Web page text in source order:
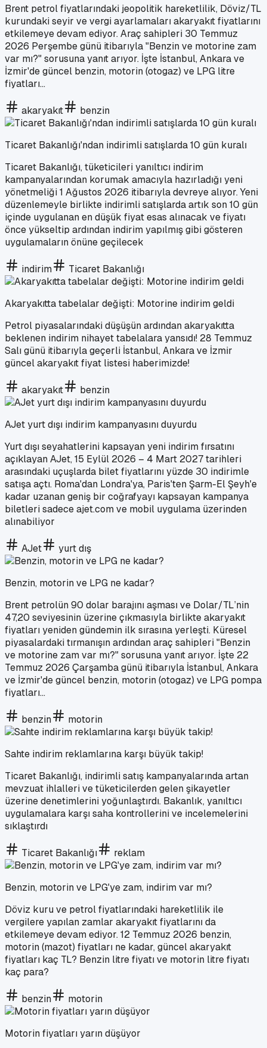
Brent petrol fiyatlarındaki jeopolitik hareketlilik, Döviz/TL
kurundaki seyir ve vergi ayarlamaları akaryakıt fiyatlarını
etkilemeye devam ediyor. Araç sahipleri 30 Temmuz
2026 Perşembe günü itibarıyla "Benzin ve motorine zam
var mı?" sorusuna yanıt arıyor. İşte İstanbul, Ankara ve
İzmir'de güncel benzin, motorin (otogaz) ve LPG litre
fiyatları...
akaryakıt benzin
Ticaret Bakanlığı'ndan indirimli satışlarda 10 gün kuralı
Ticaret Bakanlığı, tüketicileri yanıltıcı indirim
kampanyalarından korumak amacıyla hazırladığı yeni
yönetmeliği 1 Ağustos 2026 itibarıyla devreye alıyor. Yeni
düzenlemeyle birlikte indirimli satışlarda artık son 10 gün
içinde uygulanan en düşük fiyat esas alınacak ve fiyatı
önce yükseltip ardından indirim yapılmış gibi gösteren
uygulamaların önüne geçilecek
indirim Ticaret Bakanlığı
Akaryakıtta tabelalar değişti: Motorine indirim geldi
Petrol piyasalarındaki düşüşün ardından akaryakıtta
beklenen indirim nihayet tabelalara yansıdı! 28 Temmuz
Salı günü itibarıyla geçerli İstanbul, Ankara ve İzmir
güncel akaryakıt fiyat listesi haberimizde!
akaryakıt benzin
AJet yurt dışı indirim kampanyasını duyurdu
Yurt dışı seyahatlerini kapsayan yeni indirim fırsatını
açıklayan AJet, 15 Eylül 2026 – 4 Mart 2027 tarihleri
arasındaki uçuşlarda bilet fiyatlarını yüzde 30 indirimle
satışa açtı. Roma'dan Londra'ya, Paris'ten Şarm-El Şeyh'e
kadar uzanan geniş bir coğrafyayı kapsayan kampanya
biletleri sadece ajet.com ve mobil uygulama üzerinden
alınabiliyor
AJet yurt dış
Benzin, motorin ve LPG ne kadar?
Brent petrolün 90 dolar barajını aşması ve Dolar/TL’nin
47,20 seviyesinin üzerine çıkmasıyla birlikte akaryakıt
fiyatları yeniden gündemin ilk sırasına yerleşti. Küresel
piyasalardaki tırmanışın ardından araç sahipleri "Benzin
ve motorine zam var mı?" sorusuna yanıt arıyor. İşte 22
Temmuz 2026 Çarşamba günü itibarıyla İstanbul, Ankara
ve İzmir'de güncel benzin, motorin (otogaz) ve LPG pompa
fiyatları...
benzin motorin
Sahte indirim reklamlarına karşı büyük takip!
Ticaret Bakanlığı, indirimli satış kampanyalarında artan
mevzuat ihlalleri ve tüketicilerden gelen şikayetler
üzerine denetimlerini yoğunlaştırdı. Bakanlık, yanıltıcı
uygulamalara karşı saha kontrollerini ve incelemelerini
sıklaştırdı
Ticaret Bakanlığı reklam
Benzin, motorin ve LPG'ye zam, indirim var mı?
Döviz kuru ve petrol fiyatlarındaki hareketlilik ile
vergilere yapılan zamlar akaryakıt fiyatlarını da
etkilemeye devam ediyor. 12 Temmuz 2026 benzin,
motorin (mazot) fiyatları ne kadar, güncel akaryakıt
fiyatları kaç TL? Benzin litre fiyatı ve motorin litre fiyatı
kaç para?
benzin motorin
Motorin fiyatları yarın düşüyor